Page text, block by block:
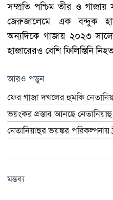
সম্প্রতি পশ্চিম তীর ও গাজায়
জেরুজালেমে এক বন্দুক
অন্যদিকে গাজায় ২০২৩
হাজারেরও বেশি ফিলিস্তিনি
আরও পড়ুন
ফের গাজা দখলের হুমকি
ভয়ংকর প্রস্তাব আনছে নেতানিয়াহু
নেতানিয়াহুর ভয়ঙ্কর পরিকল্পনায়
মন্তব্য